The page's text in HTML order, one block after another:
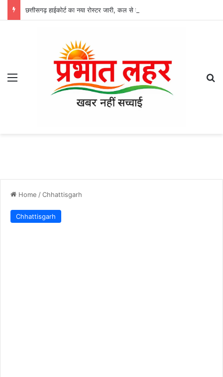
Menu
Home /Chhattisgarh
Chhattisgarh